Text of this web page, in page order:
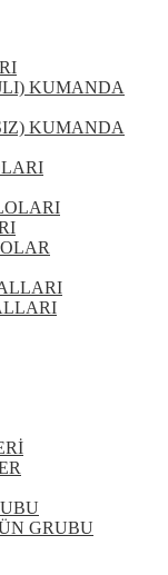
KUMANDA
KUMANDA
GRUBU